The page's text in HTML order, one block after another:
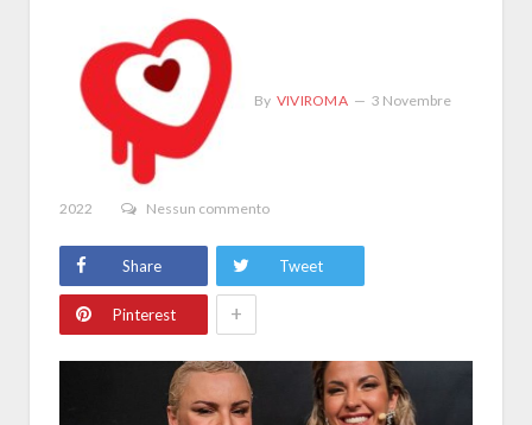
By VIVIROMA 3 Novembre
2022 Nessun commento
Share Tweet
Pinterest +